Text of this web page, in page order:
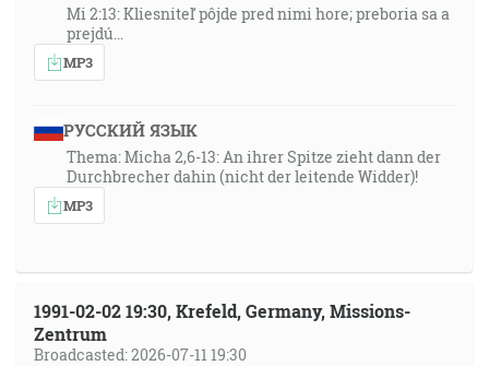
Mi 2:13: Kliesniteľ pôjde pred nimi hore; preboria sa a
prejdú…
MP3
РУССКИЙ ЯЗЫК
Thema: Micha 2,6-13: An ihrer Spitze zieht dann der
Durchbrecher dahin (nicht der leitende Widder)!
MP3
1991-02-02 19:30, Krefeld, Germany, Missions-
Zentrum
Broadcasted: 2026-07-11 19:30